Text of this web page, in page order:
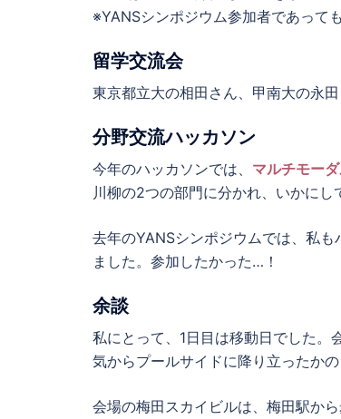
※YANSシンポジウム参加者であって
留学交流会
東京都立大の相田さん、甲南大の永
分野交流ハッカソン
今年のハッカソンでは、 マルチモー
川柳の2つの部門に分かれ、いかにし
去年のYANSシンポジウムでは、私
ました。参加したかった…！
余談
私にとって、1日目は移動日でした。
気からプールサイドに降り立ったかの
会場の梅田スカイビルは、梅田駅か